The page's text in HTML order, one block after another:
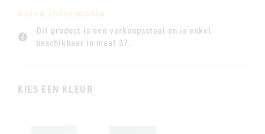
Extra informatie
Dit product is een verkoopsstaal en is enkel
beschikbaar in maat 37.
KIES EEN KLEUR